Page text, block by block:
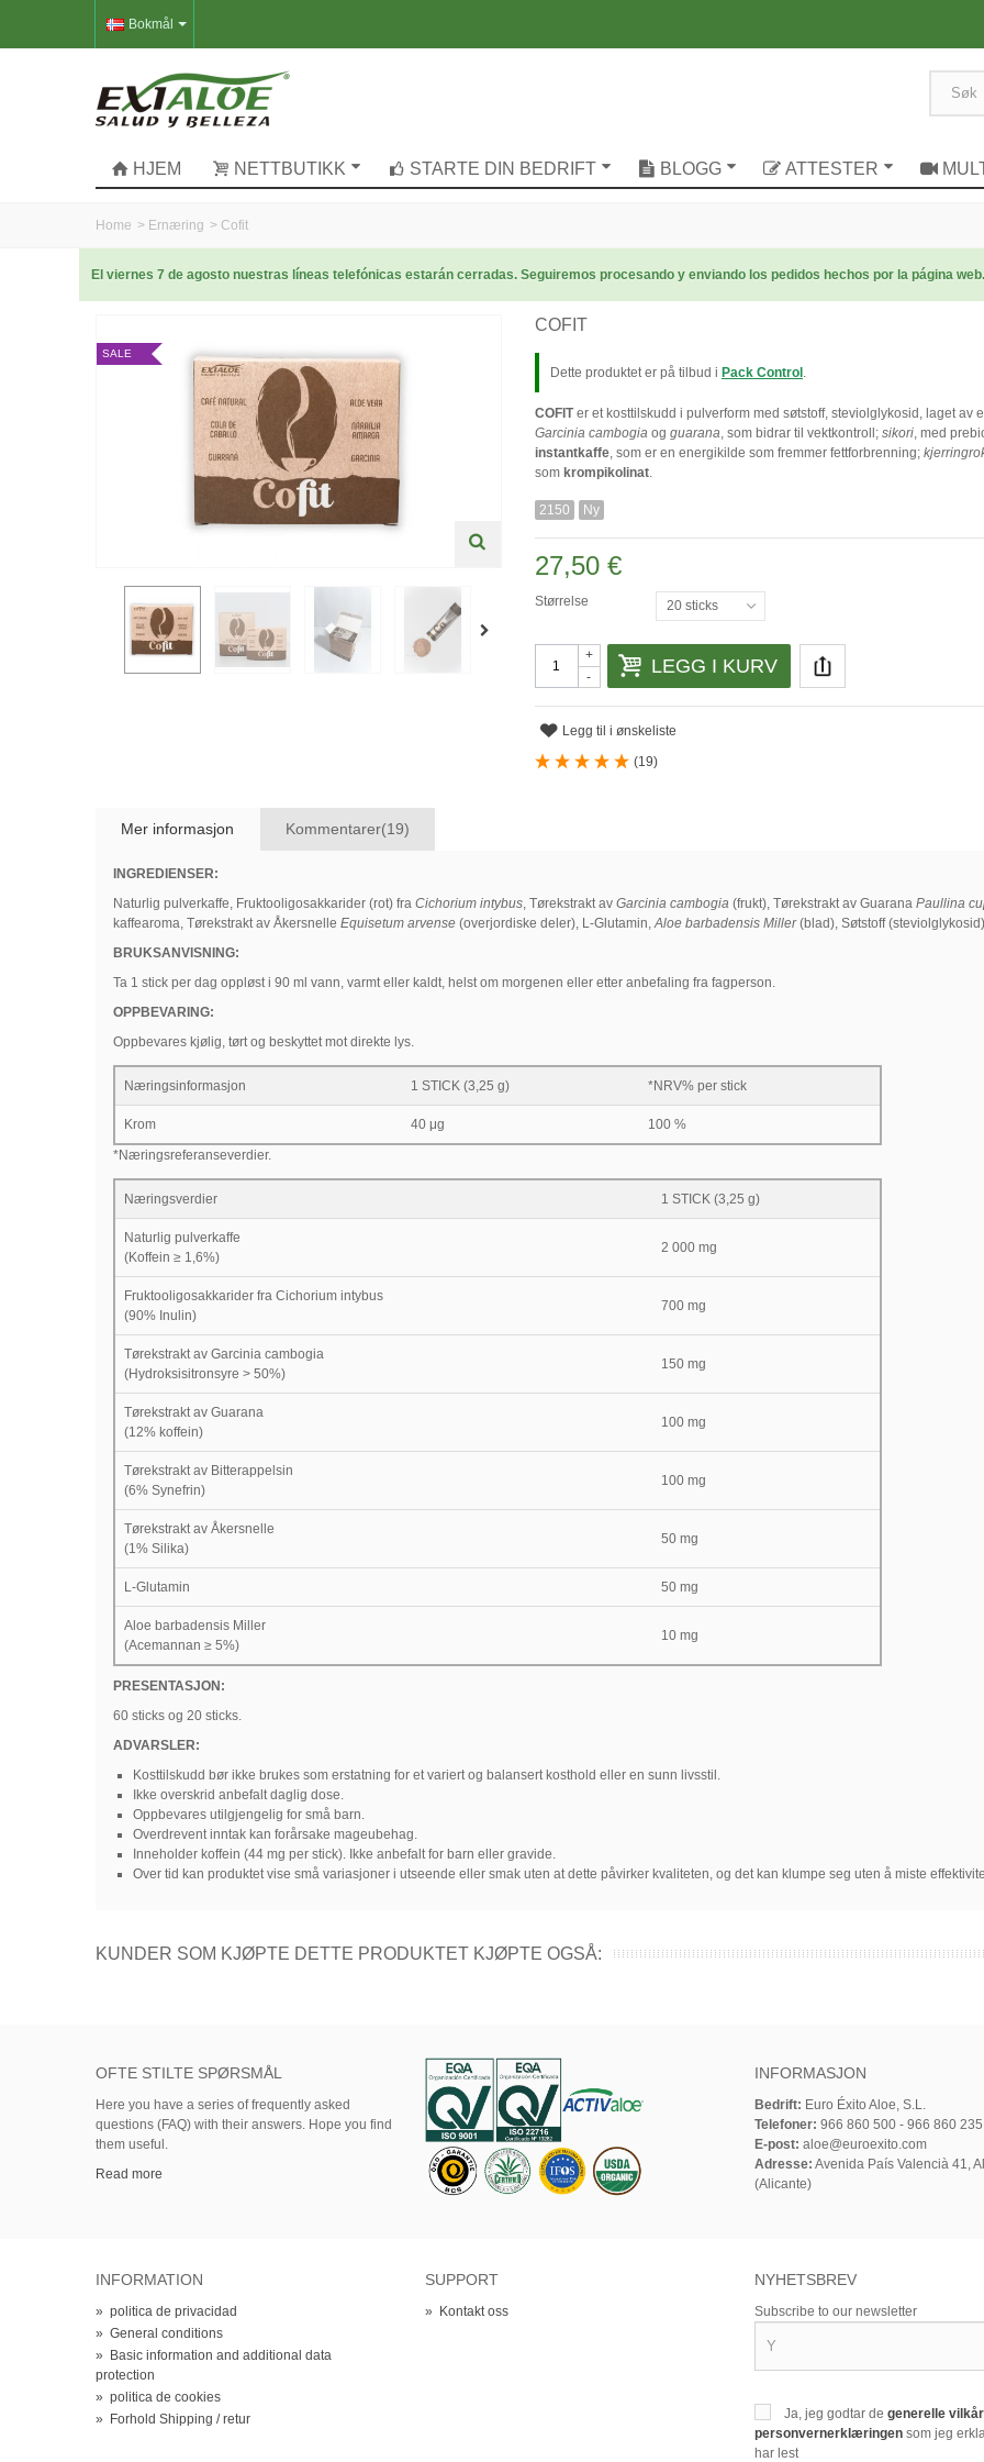
Bokmål
HJEM NETTBUTIKK STARTE DIN BEDRIFT BLOGG ATTESTER
Home > Ernæring > Cofit
El viernes 7 de agosto nuestras líneas telefónicas estarán cerradas. Seguiremos procesando y enviando los pedidos hechos por la página
SALE
COFIT
Dette produktet er på tilbud i Pack Control .
COFITer et kosttilskudd i pulverform med søtstoff, steviolglykosid, laget
Garcinia cambogia og guarana, som bidrar til vektkontroll; sikori, med
instantkaffe, som er en energikilde som fremmer fettforbrenning;
som krompikolinat.
2150 Ny
27,50 €
Størrelse 20 sticks
-
+ LEGG I KURV
Legg til i ønskeliste
(19)
Mer informasjon Kommentarer(19)
INGREDIENSER:
Naturlig pulverkaffe, Fruktooligosakkarider (rot) fra Cichorium intybus, Tørekstrakt av Garcinia cambogia (frukt), Tørekstrakt av Guarana Paullina
kaffearoma, Tørekstrakt av Åkersnelle Equisetum arvense(overjordiske deler), L-Glutamin,Aloe barbadensis Miller(blad), Søtstoff
BRUKSANVISNING:
Ta 1 stick per dag oppløst i 90 ml vann, varmt eller kaldt, helst om morgenen eller etter anbefaling fra fagperson.
OPPBEVARING:
Oppbevares kjølig, tørt og beskyttet mot direkte lys.
Næringsinformasjon 1 STICK (3,25 g) *NRV% per stick
Krom 40 μg
100 %
*Næringsreferanseverdier.
Næringsverdier 1 STICK (3,25 g)
Naturlig pulverkaffe
(Koffein ≥ 1,6%)
2 000 mg
Fruktooligosakkarider fra Cichorium intybus
(90% Inulin)
700 mg
Tørekstrakt av Garcinia cambogia
(Hydroksisitronsyre > 50%)
150 mg
Tørekstrakt av Guarana
(12% koffein)
100 mg
Tørekstrakt av Bitterappelsin
(6% Synefrin)
100 mg
Tørekstrakt av Åkersnelle
(1% Silika)
50 mg
L-Glutamin 50 mg
Aloe barbadensis Miller
(Acemannan ≥ 5%)
10 mg
PRESENTASJON:
60 sticks og 20 sticks.
ADVARSLER:
Kosttilskudd bør ikke brukes som erstatning for et variert og balansert kosthold eller en sunn livsstil.
Ikke overskrid anbefalt daglig dose.
Oppbevares utilgjengelig for små barn.
Overdrevent inntak kan forårsake mageubehag.
Inneholder koffein (44 mg per stick). Ikke anbefalt for barn eller gravide.
Over tid kan produktet vise små variasjoner i utseende eller smak uten at dette påvirker kvaliteten, og det kan klumpe seg uten å miste
KUNDER SOM KJØPTE DETTE PRODUKTET KJØPTE OGSÅ:
OFTE STILTE SPØRSMÅL
Here you have a series of frequently asked
questions (FAQ) with their answers. Hope you find
them useful.
Read more
INFORMASJON
Bedrift: Euro Éxito Aloe, S.L.
Telefoner: 966 860 500 - 966 860 235
E-post: aloe@euroexito.com
Adresse: Avenida País Valencià 41,
(Alicante)
INFORMATION
» politica de privacidad
» General conditions
» Basic information and additional data
protection
» politica de cookies
» Forhold Shipping / retur
SUPPORT
» Kontakt oss
NYHETSBREV
Subscribe to our newsletter
Ja, jeg godtar de generelle
personvernerklæringen som jeg
har lest